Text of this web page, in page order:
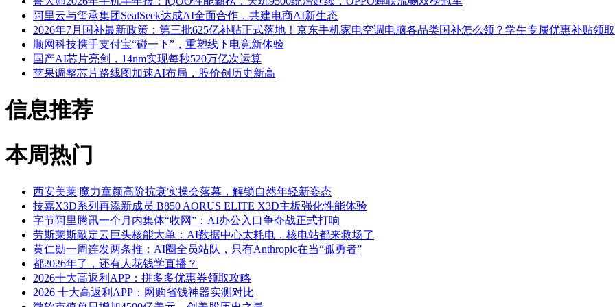
阿里云与玺承集团SealSeek达成AI全面合作，共建电商AI新生态
2026年7月国补最新政策：第三批625亿补贴正式落地！京东手机家电空调电脑各品类国补怎么领？学生专属优惠补贴领取
顺网科技携手支付宝“碰一下”，重塑线下电竞新体验
国产AI芯片亮剑，14nm实现每秒520万亿次运算
苹果调整芯片路线图加速AI布局，股价创历史新高
信息推荐
本周热门
西安美莱|魔力童颜高阶抗衰实操会落幕，解锁自然年轻新姿态
技嘉X3D系列再添新成员 B850 AORUS ELITE X3D主板强化性能体验
字节阿里腾讯一个月内集体“收网”：AI办公入口争夺战正式打响
劳斯莱斯敲定云巨头核能大单：AI数据中心太耗电，核电站都来救场了
黄仁勋一周连发两条推：AI圈全员站队，只有Anthropic在当“孤勇者”
都2026年了，还有人花钱学直播？
2026十大高返利APP：拼多多优惠券领取攻略
2026 十大高返利APP：网购省钱神器实测对比